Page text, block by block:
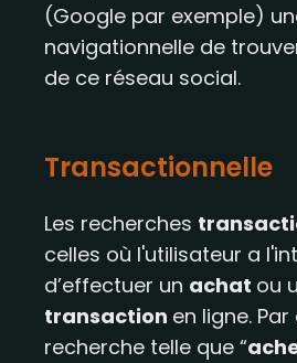
(Google par exemple)
navigationnelle de
de ce réseau social.
Transactionnelle
Les recherches
celles où l'utilisateur a
d’effectuer un achat ou
transaction en ligne.
recherche telle que “